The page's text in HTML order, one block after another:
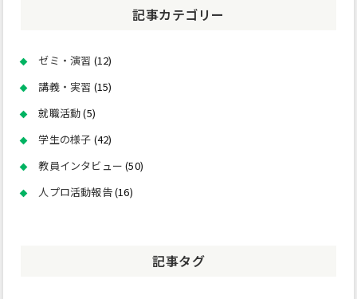
記事カテゴリー
ゼミ・演習 (12)
講義・実習 (15)
就職活動(5)
学生の様子 (42)
教員インタビュー (50)
人プロ活動報告(16)
記事タグ